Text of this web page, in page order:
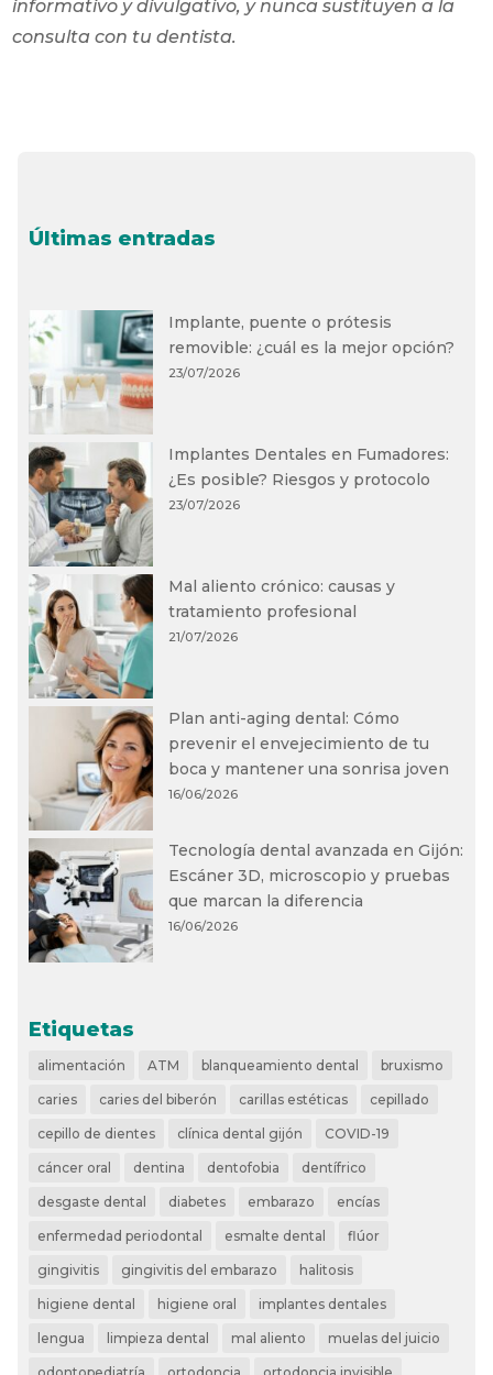
informativo y divulgativo, y nunca sustituyen a la
consulta con tu dentista.
Últimas entradas
Implante, puente o prótesis
removible: ¿cuál es la mejor opción?
23/07/2026
Implantes Dentales en Fumadores:
¿Es posible? Riesgos y protocolo
23/07/2026
Mal aliento crónico: causas y
tratamiento profesional
21/07/2026
Plan anti-aging dental: Cómo
prevenir el envejecimiento de tu
boca y mantener una sonrisa joven
16/06/2026
Tecnología dental avanzada en Gijón:
Escáner 3D, microscopio y pruebas
que marcan la diferencia
16/06/2026
Etiquetas
alimentación ATM blanqueamiento dental bruxismo
caries caries del biberón carillas estéticas cepillado
cepillo de dientes clínica dental gijón COVID-19
cáncer oral dentina dentofobia dentífrico
desgaste dental diabetes embarazo encías
enfermedad periodontal esmalte dental flúor
gingivitis gingivitis del embarazo halitosis
higiene dental higiene oral implantes dentales
lengua limpieza dental mal aliento muelas del juicio